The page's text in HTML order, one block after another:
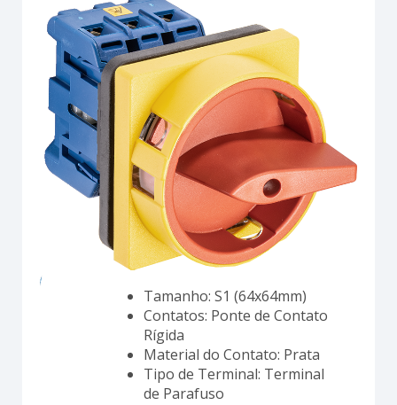
Tamanho: S1 (64x64mm)
Contatos: Ponte de Contato
Rígida
Material do Contato: Prata
Tipo de Terminal: Terminal
de Parafuso